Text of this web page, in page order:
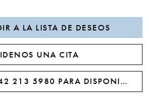
A LA LISTA DE DESEOS
UNA CITA
LLAME AL +442 213 5980 PARA DISPONIBILIDAD